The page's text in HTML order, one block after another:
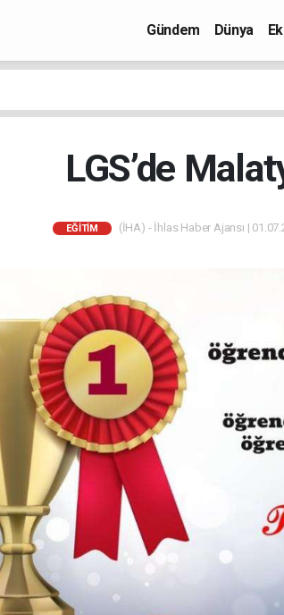
Gündem Dünya
LGS’de
EĞITIM (İHA) - İhlas Haber Ajansı |